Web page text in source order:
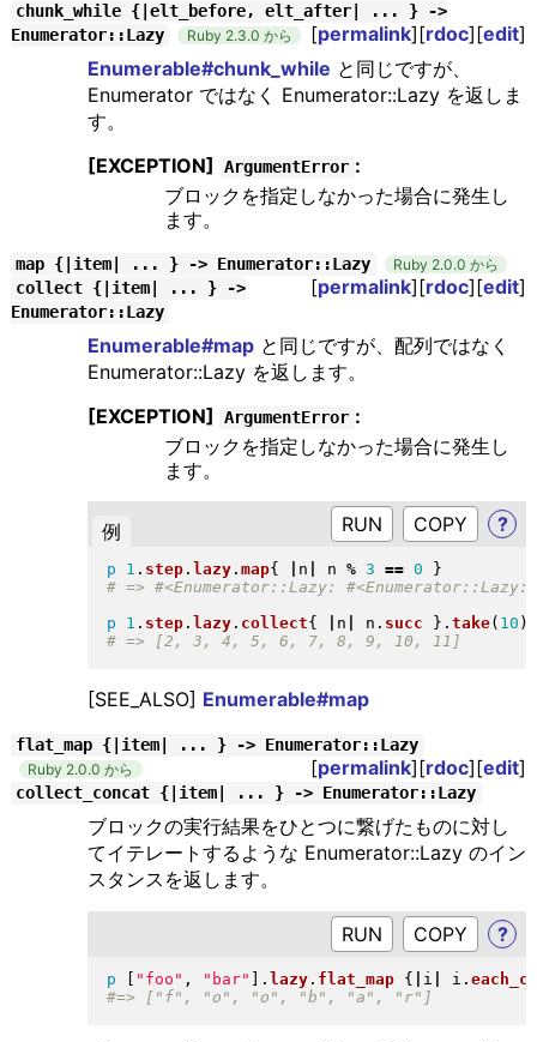
chunk_while {|elt_before, elt_after| ... } ->
Enumerator::Lazy
Ruby 2.3.0 から [permalink][rdoc][edit]
Enumerable#chunk_while と同じですが、
Enumerator ではなく Enumerator::Lazy を返しま
す。
[EXCEPTION]
ArgumentError :
ブロックを指定しなかった場合に発生し
ます。
map {|item| ... } -> Enumerator::Lazy Ruby 2.0.0 から
[permalink][rdoc][edit]
collect {|item| ... } ->
Enumerator::Lazy
Enumerable#mapと同じですが、配列ではなく
Enumerator::Lazy を返します。
[EXCEPTION]
ArgumentError :
ブロックを指定しなかった場合に発生し
ます。
例 RUN ?
p 1 . step. lazy. map{ n n % 3 == 0 }
p 1 . step. lazy. collect{ n n . succ } . take( 10 )
[SEE_ALSO] Enumerable#map
flat_map {|item| ... } -> Enumerator::Lazy
Ruby 2.0.0 から [permalink][rdoc][edit]
collect_concat {|item| ... } -> Enumerator::Lazy
ブロックの実行結果をひとつに繋げたものに対し
てイテレートするような Enumerator::Lazy のイン
スタンスを返します。
RUN ?
p " foo " , " bar" . lazy. flat_map { i i .